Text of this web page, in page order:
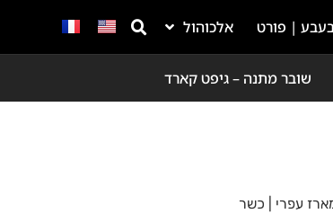
| פורט אלכוהול
שובר מתנה – גיפט קארד
מארז עפרי | כשר